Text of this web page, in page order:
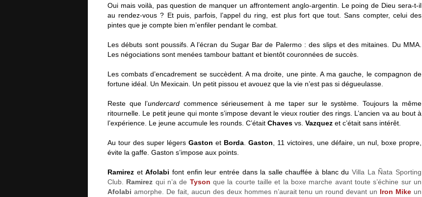
Oui mais voilà, pas question de manquer un affrontement anglo-argentin. Le poing de Dieu sera-t-il
au rendez-vous ? Et puis, parfois, l’appel du ring, est plus fort que tout. Sans compter, celui des
pintes que je compte bien m’enfiler pendant le combat.
Les débuts sont poussifs. A l’écran du Sugar Bar de Palermo : des slips et des mitaines. Du MMA.
Les négociations sont menées tambour battant et bientôt couronnées de succès.
Les combats d’encadrement se succèdent. A ma droite, une pinte. A ma gauche, le compagnon de
fortune idéal. Un Mexicain. Un petit pissou et avouez que la vie n’est pas si dégueulasse.
Reste que l’undercard commence sérieusement à me taper sur le système. Toujours la même
ritournelle. Le petit jeune qui monte s’impose devant le vieux routier des rings. L’ancien va au bout à
l’expérience. Le jeune accumule les rounds. C’était Chaves vs. Vazquez et c’était sans intérêt.
Au tour des super légers Gaston et Borda Gaston , 11 victoires, une défaire, un nul, boxe propre,
évite la gaffe. Gaston s’impose aux points.
Ramirez etAfolabi font enfin leur entrée dans la salle chauffée à blanc duVilla La Ñata Sporting
Club. Ramirez qui n’a de Tyson que la courte taille et la boxe marche avant toute s’échine sur un
Afolabi amorphe. De fait, aucun des deux hommes n’aurait tenu un round devant un Iron Mike un